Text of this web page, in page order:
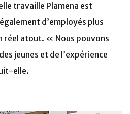
travaille Plamena est
d’employés plus
réel atout. « Nous pouvons
jeunes et de l’expérience
elle.